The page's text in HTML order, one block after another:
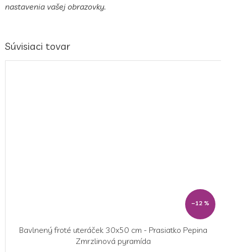
nastavenia vašej obrazovky.
Súvisiaci tovar
–12 %
Bavlnený froté uteráček 30x50 cm - Prasiatko Pepina
Zmrzlinová pyramída